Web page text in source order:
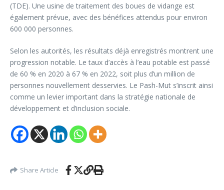
(TDE). Une usine de traitement des boues de vidange est
également prévue, avec des bénéfices attendus pour environ
600 000 personnes.
Selon les autorités, les résultats déjà enregistrés montrent une
progression notable. Le taux d’accès à l’eau potable est passé
de 60 % en 2020 à 67 % en 2022, soit plus d’un million de
personnes nouvellement desservies. Le Pash-Mut s’inscrit ainsi
comme un levier important dans la stratégie nationale de
développement et d’inclusion sociale.
Share Article